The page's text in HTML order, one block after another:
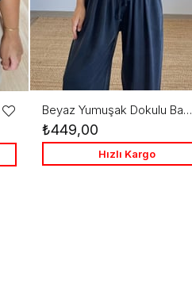
Favorilere
Ekle
Beyaz Yumuşak Dokulu Basic Tshirt
₺449,00
Hızlı Kargo